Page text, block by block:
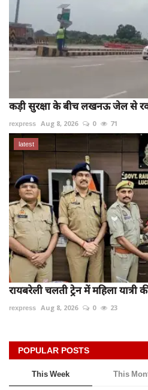
कड़ी सुरक्षा के बीच लखनऊ जेल से
rexpress Aug 8, 2026 0 71
latest
रायबरेली चलती ट्रेन में महिला
rexpress Aug 8, 2026 0 23
POPULAR POSTS
This Week This